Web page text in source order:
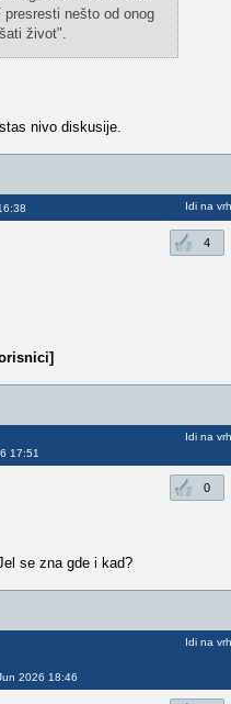
nešto od onog
život".
nivo diskusije.
Idi na vrh
4
17:51
Idi na vrh
0
se zna gde i kad?
2026 18:46
Idi na vrh